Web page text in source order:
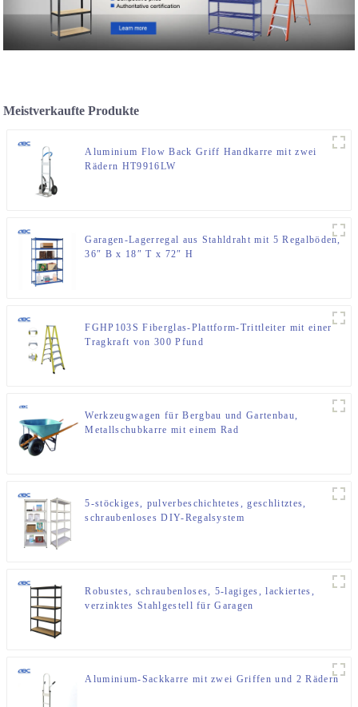
Meistverkaufte Produkte
Aluminium Flow Back Griff Handkarre mit zwei
Rädern HT9916LW
Garagen-Lagerregal aus Stahldraht mit 5 Regalböden,
36″ B x 18″ T x 72″ H
FGHP103S Fiberglas-Plattform-Trittleiter mit einer
Tragkraft von 300 Pfund
Werkzeugwagen für Bergbau und Gartenbau,
Metallschubkarre mit einem Rad
5-stöckiges, pulverbeschichtetes, geschlitztes,
schraubenloses DIY-Regalsystem
Robustes, schraubenloses, 5-lagiges, lackiertes,
verzinktes Stahlgestell für Garagen
Aluminium-Sackkarre mit zwei Griffen und 2 Rädern